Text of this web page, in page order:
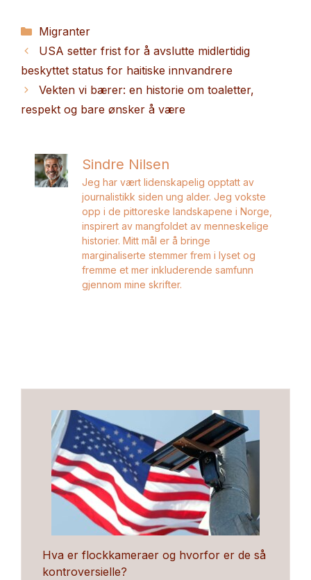
Kategorier
Migranter
USA setter frist for å avslutte midlertidig
beskyttet status for haitiske innvandrere
Vekten vi bærer: en historie om toaletter,
respekt og bare ønsker å være
Sindre Nilsen
Jeg har vært lidenskapelig opptatt av
journalistikk siden ung alder. Jeg vokste
opp i de pittoreske landskapene i Norge,
inspirert av mangfoldet av menneskelige
historier. Mitt mål er å bringe
marginaliserte stemmer frem i lyset og
fremme et mer inkluderende samfunn
gjennom mine skrifter.
Hva er flockkameraer og hvorfor er de så
kontroversielle?